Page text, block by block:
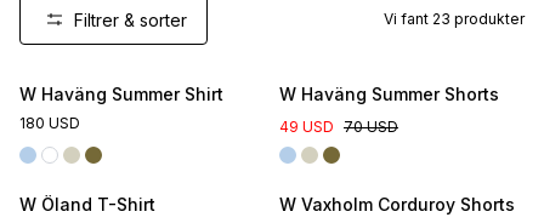
Tidløs, allsidig og laget for livet slik det faktisk leves.
Filtrer & sorter Vi fant 23 produkter
W Haväng Summer Shirt
180 USD
W Haväng Summer Shorts
49 USD 70 USD
W Öland T-Shirt W Vaxholm Corduroy Shorts